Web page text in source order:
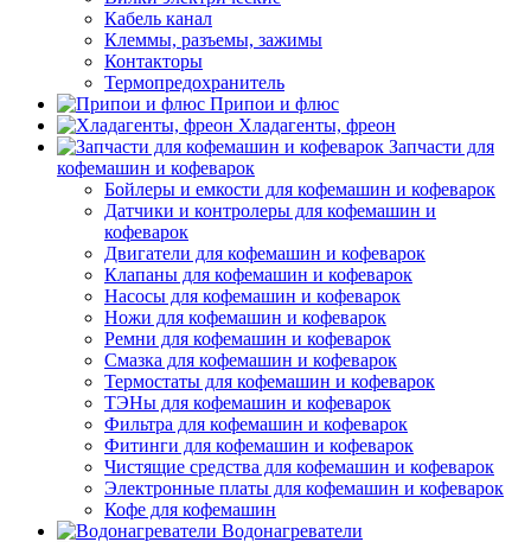
Кабель канал
Клеммы, разъемы, зажимы
Контакторы
Термопредохранитель
Припои и флюс
Хладагенты, фреон
Запчасти для
кофемашин и кофеварок
Бойлеры и емкости для кофемашин и кофеварок
Датчики и контролеры для кофемашин и
кофеварок
Двигатели для кофемашин и кофеварок
Клапаны для кофемашин и кофеварок
Насосы для кофемашин и кофеварок
Ножи для кофемашин и кофеварок
Ремни для кофемашин и кофеварок
Смазка для кофемашин и кофеварок
Термостаты для кофемашин и кофеварок
ТЭНы для кофемашин и кофеварок
Фильтра для кофемашин и кофеварок
Фитинги для кофемашин и кофеварок
Чистящие средства для кофемашин и кофеварок
Электронные платы для кофемашин и кофеварок
Кофе для кофемашин
Водонагреватели